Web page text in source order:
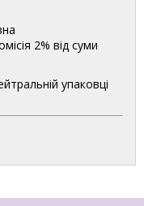
2% від суми
упаковці